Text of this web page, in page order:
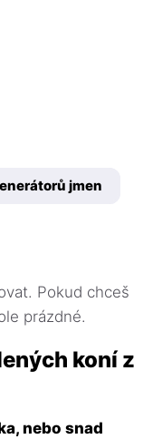
jmen
Pokud chceš
prázdné.
koní z
nebo snad